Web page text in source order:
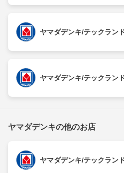
ヤマダデンキ/テックラン
ヤマダデンキ/テックラン
ヤマダデンキの他のお店
ヤマダデンキ/テックラン